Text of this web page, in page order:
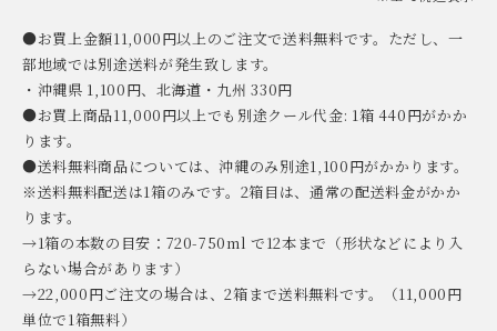
●お買上金額11,000円以上のご注文で送料無料です。ただし、一
部地域では別途送料が発生致します。
・沖縄県 1,100円、北海道・九州 330円
●お買上商品11,000円以上でも別途クール代金: 1箱 440円がかか
ります。
●送料無料商品については、沖縄のみ別途1,100円がかかります。
※送料無料配送は1箱のみです。2箱目は、通常の配送料金がかか
ります。
→1箱の本数の目安：720-750ml で12本まで（形状などにより入
らない場合があります）
→22,000円ご注文の場合は、2箱まで送料無料です。（11,000円
単位で1箱無料）